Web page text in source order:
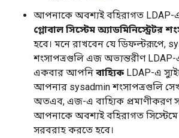
আপনাকে অবশ্যই বহিরাগত
গ্লোবাল সিস্টেম অ্যাডমিনিস্ট্রেটর
হবে। মনে রাখবেন যে ডিফল্টরূপে,
শংসাপত্রগুলি এজ অভ্যন্তরীণ LDAP-
একবার আপনি বাহ্যিক LDAP-এ
আপনার sysadmin শংসাপত্রগুলি
অতএব, এজ-এ বাহ্যিক প্রমাণীকরণ
আপনাকে অবশ্যই বহিরাগত সিস্টেমে
সরবরাহ করতে হবে।